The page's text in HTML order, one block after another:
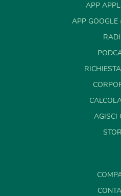
APP
APP GOOGLE
AGISCI